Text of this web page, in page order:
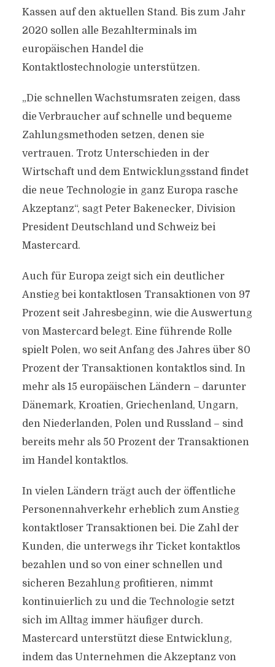
Kassen auf den aktuellen Stand. Bis zum Jahr
2020 sollen alle Bezahlterminals im
europäischen Handel die
Kontaktlostechnologie unterstützen.
„Die schnellen Wachstumsraten zeigen, dass
die Verbraucher auf schnelle und bequeme
Zahlungsmethoden setzen, denen sie
vertrauen. Trotz Unterschieden in der
Wirtschaft und dem Entwicklungsstand findet
die neue Technologie in ganz Europa rasche
Akzeptanz“, sagt Peter Bakenecker, Division
President Deutschland und Schweiz bei
Mastercard.
Auch für Europa zeigt sich ein deutlicher
Anstieg bei kontaktlosen Transaktionen von 97
Prozent seit Jahresbeginn, wie die Auswertung
von Mastercard belegt. Eine führende Rolle
spielt Polen, wo seit Anfang des Jahres über 80
Prozent der Transaktionen kontaktlos sind. In
mehr als 15 europäischen Ländern – darunter
Dänemark, Kroatien, Griechenland, Ungarn,
den Niederlanden, Polen und Russland – sind
bereits mehr als 50 Prozent der Transaktionen
im Handel kontaktlos.
In vielen Ländern trägt auch der öffentliche
Personennahverkehr erheblich zum Anstieg
kontaktloser Transaktionen bei. Die Zahl der
Kunden, die unterwegs ihr Ticket kontaktlos
bezahlen und so von einer schnellen und
sicheren Bezahlung profitieren, nimmt
kontinuierlich zu und die Technologie setzt
sich im Alltag immer häufiger durch.
Mastercard unterstützt diese Entwicklung,
indem das Unternehmen die Akzeptanz von